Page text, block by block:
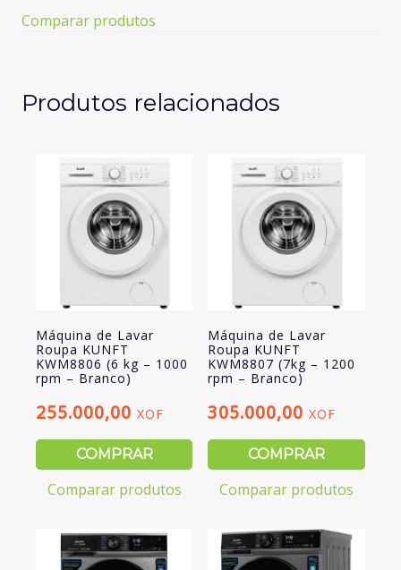
Roupa
BECKEN
(12
Comparar produtos
Produtos relacionados
Máquina de Lavar
Roupa KUNFT
KWM8806 (6 kg – 1000
rpm – Branco)
255.000,00 XOF
COMPRAR
Comparar produtos
Máquina de Lavar
Roupa KUNFT
KWM8807 (7kg – 1200
rpm – Branco)
305.000,00XOF
COMPRAR
Comparar produtos